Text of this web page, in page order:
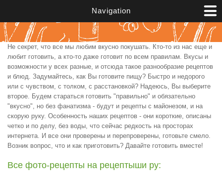
Navigation
Не секрет, что все мы любим вкусно покушать. Кто-то из нас еще и
любит готовить, а кто-то даже готовит по всем правилам. Вкусы и
возможности у всех разные, и отсюда такое разнообразие рецептов
и блюд. Задумайтесь, как Вы готовите пищу? Быстро и недорого
или с чувством, с толком, с расстановкой? Надеюсь, Вы выберите
второе. Будем стараться готовить "правильно" и обязательно
"вкусно", но без фанатизма - будут и рецепты с майонезом, и на
скорую руку. Особенность наших рецептов - они короткие, описаны
четко и по делу, без воды, что сейчас редкость на просторах
интернета. И все они проверены и перепроверены, готовьте смело.
Возник вопрос, что и как приготовить? Давайте готовить вместе!
Все фото-рецепты на рецептыши ру: